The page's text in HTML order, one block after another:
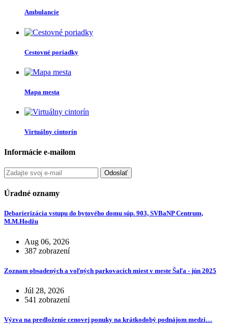
Ambulancie
Cestovné poriadky
Mapa mesta
Virtuálny cintorín
Informácie e-mailom
Odoslať
Úradné oznamy
Debarierizácia vstupu do bytového domu súp. 903, SVBaNP Centrum,
M.M.Hodžu
Aug 06, 2026
387 zobrazení
Zoznam obsadených a voľných parkovacích miest v meste Šaľa - jún 2025
Júl 28, 2026
541 zobrazení
Výzva na predloženie cenovej ponuky na krátkodobý podnájom medzi…